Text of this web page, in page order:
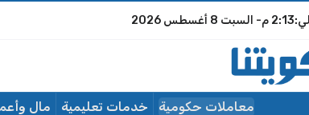
2:13 م السبت 8 أغسطس 2026
معاملات حكومية خدمات تعليمية مال